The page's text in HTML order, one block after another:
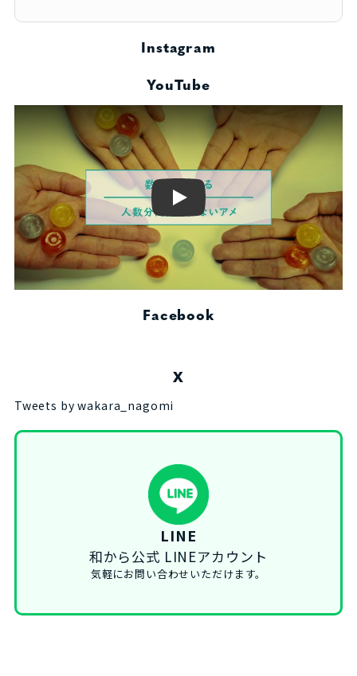
Instagram
YouTube
Play
Facebook
X
Tweets by wakara_nagomi
LINE
和から公式 LINEアカウント
気軽にお問い合わせいただけます。